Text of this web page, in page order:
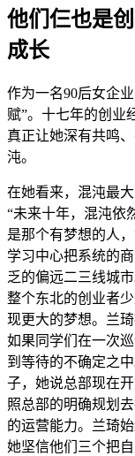
他们仨也是
成长
作为一名90后女企
赋”。十七年的创业
真正让她深有共鸣
沌。
在她看来，混沌最
“未来十年，混沌依
是那个有梦想的人
学习中心把系统的
乏的偏远二三线城
整个东北的创业者
现更大的梦想。兰
如果同学们在一次
到等待的不确定之
子，她说总部现在
照总部的明确规划
的运营能力。兰琦
她坚信他们三个把